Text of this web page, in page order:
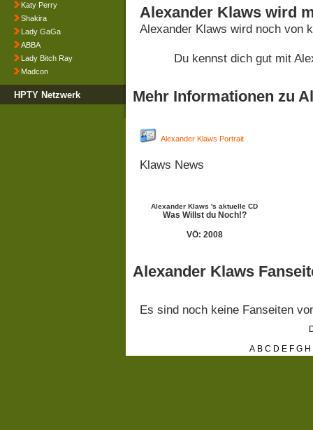
Katy Perry
Shakira
Lady GaGa
ABBA
Lady Bitch Ray
Madcon
HPTY Netzwerk
Alexander Klaws wird
Alexander Klaws wird noch von
Du kennst dich gut mit
Mehr Informationen zu
Alexander Klaws Portrait
Klaws News
Alexander Klaws 's aktuelle CD
Was Willst du Noch!?
VÖ: 2008
Alexander Klaws
Es sind noch keine Fanseiten
A B C D E F G H